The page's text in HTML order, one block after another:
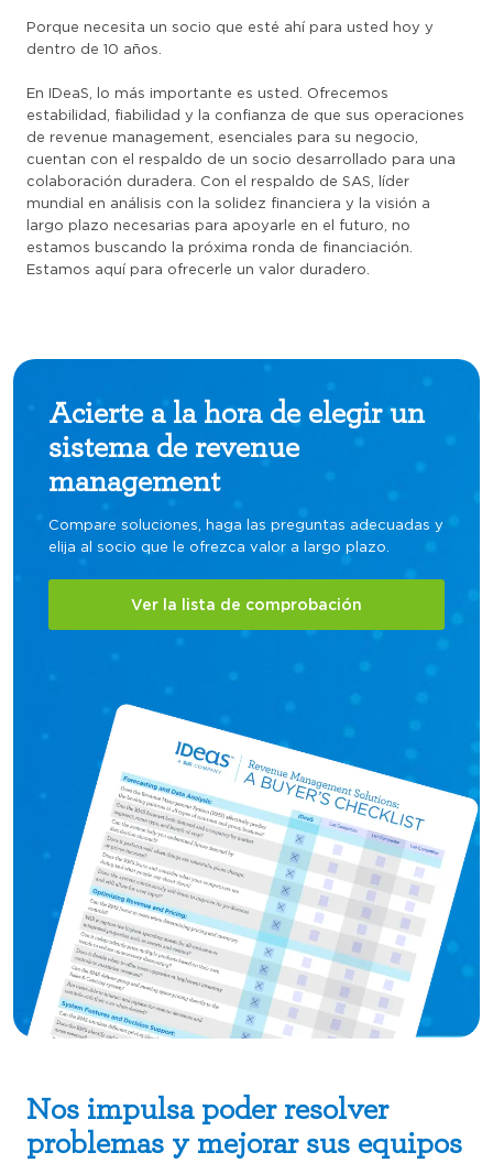
Porque necesita un socio que esté ahí para usted hoy y
dentro de 10 años.
En IDeaS, lo más importante es usted. Ofrecemos
estabilidad, fiabilidad y la confianza de que sus operaciones
de revenue management, esenciales para su negocio,
cuentan con el respaldo de un socio desarrollado para una
colaboración duradera. Con el respaldo de SAS, líder
mundial en análisis con la solidez financiera y la visión a
largo plazo necesarias para apoyarle en el futuro, no
estamos buscando la próxima ronda de financiación.
Estamos aquí para ofrecerle un valor duradero.
Acierte a la hora de elegir un
sistema de revenue
management
Compare soluciones, haga las preguntas adecuadas y
elija al socio que le ofrezca valor a largo plazo.
Ver la lista de comprobación
Nos impulsa poder resolver
problemas y mejorar sus equipos